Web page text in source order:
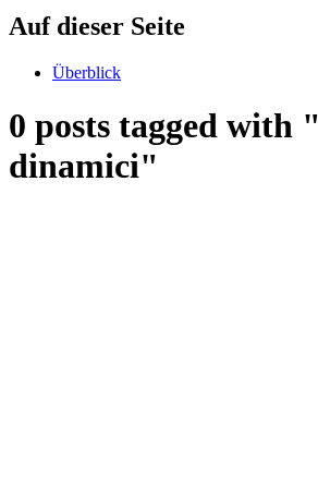
Auf dieser Seite
Überblick
0 posts tagged with
dinamici"